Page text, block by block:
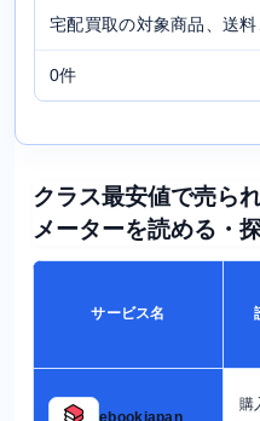
宅配買取の対象商品、送
0件
クラス最安値で売ら
メーターを読める・
サービス名
ebookjapan
購